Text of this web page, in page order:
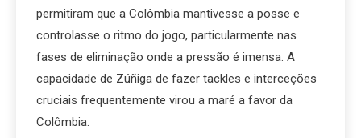
permitiram que a Colômbia mantivesse a posse e
controlasse o ritmo do jogo, particularmente nas
fases de eliminação onde a pressão é imensa. A
capacidade de Zúñiga de fazer tackles e interceções
cruciais frequentemente virou a maré a favor da
Colômbia.